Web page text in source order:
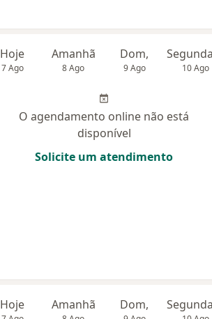
Hoje
7 Ago
Amanhã
8 Ago
Dom,
9 Ago 10 Ago
O agendamento online não está
disponível
Solicite um atendimento
Hoje Amanhã Dom,